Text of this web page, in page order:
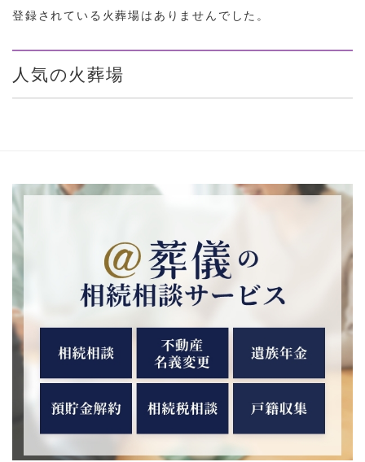
登録されている火葬場はありませんでした。
人気の火葬場